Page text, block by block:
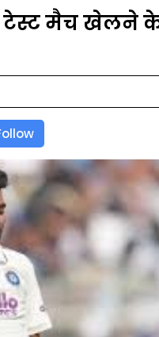
टेस्ट मैच खेलने